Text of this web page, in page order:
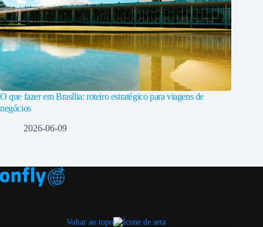
O que fazer em Brasília: roteiro estratégico para viagens de
negócios
2026-06-09
Voltar ao topo